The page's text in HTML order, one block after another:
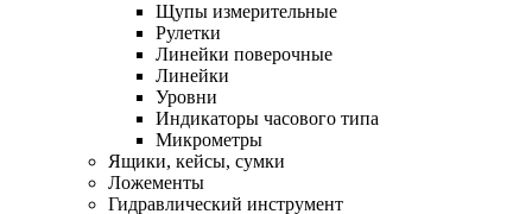
Щупы измерительные
Рулетки
Линейки поверочные
Линейки
Уровни
Индикаторы часового типа
Микрометры
Ящики, кейсы, сумки
Ложементы
Гидравлический инструмент